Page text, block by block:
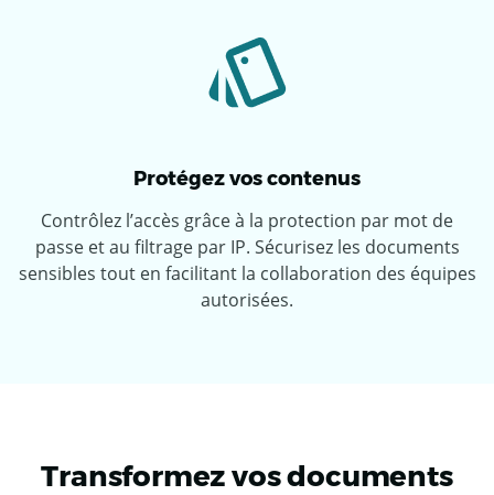
Protégez vos contenus
Contrôlez l’accès grâce à la protection par mot de
passe et au filtrage par IP. Sécurisez les documents
sensibles tout en facilitant la collaboration des équipes
autorisées.
Transformez vos documents